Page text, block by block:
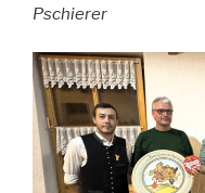
Pschierer